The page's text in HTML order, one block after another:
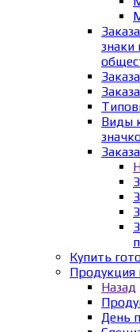
Виды
Купить
Назад
День